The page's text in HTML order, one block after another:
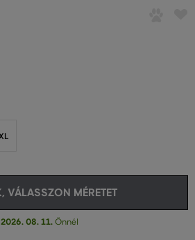
VÁLASSZON MÉRETET
2026. 08. 11. Önnél